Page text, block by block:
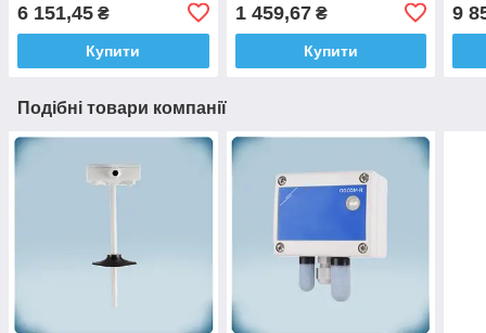
6 151,45 ₴
Купити
1 459,67₴
Купити
9
Подібні товари компанії